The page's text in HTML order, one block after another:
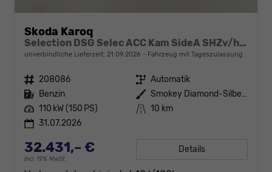
Skoda Karoq
Selection DSG Selec ACC Kam SideA SHZv/h Kessy SunS
unverbindliche Lieferzeit: 21.09.2026 Fahrzeug mit Tageszulassung
Fahrzeugnr. 208086 Getriebe Automatik
Kraftstoff Benzin Außenfarbe
Smokey Diamond-Silber Metallic
Leistung 110 kW (150 PS) Kilometerstand 10 km
31.07.2026
32.431,– €
incl. 19% MwSt.
Details